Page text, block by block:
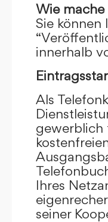
Wie
Sie können
innerhalb
Als
gewerblich
Ihres
seiner